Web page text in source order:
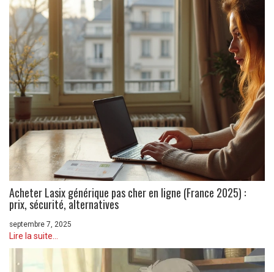
Acheter Lasix générique pas cher en ligne (France 2025) :
prix, sécurité, alternatives
septembre 7, 2025
Lire la suite...